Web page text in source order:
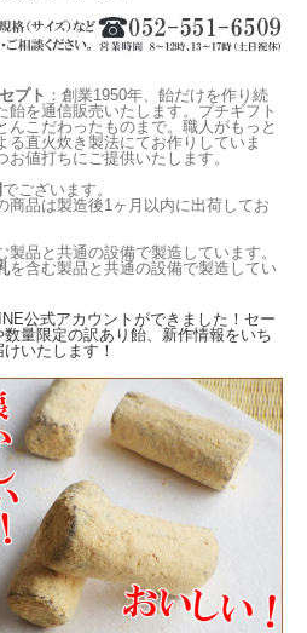
プト ：創業1950年、飴だけを作り続
飴を通信販売いたします。プチギフト
んこだわったものまで。職人がもっと
る直火炊き製法にてお作りしていま
値打ちにご提供いたします。
でございます。
商品は製造後1ヶ月以内に出荷してお
製品と共通の設備で製造しています。
を含む製品と共通の設備で製造してい
公式アカウントができました！セー
数量限定の訳あり飴、新作情報をいち
いたします！